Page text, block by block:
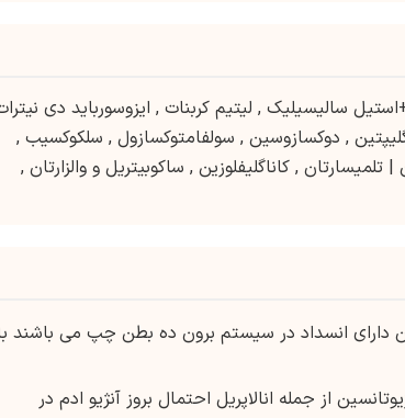
سالیسیلیک , لیتیم کربنات , ایزوسورباید دی
, دوکسازوسین , سولفامتوکسازول , سلکوکسیب ,
| تلمیسارتان , کاناگلیفلوزین , ساکوبیتریل و والزارتان ,
دارای انسداد در سیستم برون ده بطن چپ می باشند
از جمله انالاپریل احتمال بروز آنژیو ادم در